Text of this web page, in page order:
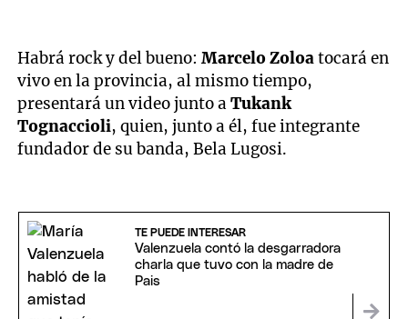
Habrá rock y del bueno:Marcelo Zoloatocará en
vivo en la provincia, al mismo tiempo,
presentará un video junto aTukank
Tognaccioli, quien, junto a él, fue integrante
fundador de su banda, Bela Lugosi.
TE PUEDE INTERESAR
Valenzuela contó la desgarradora
charla que tuvo con la madre de
Pais